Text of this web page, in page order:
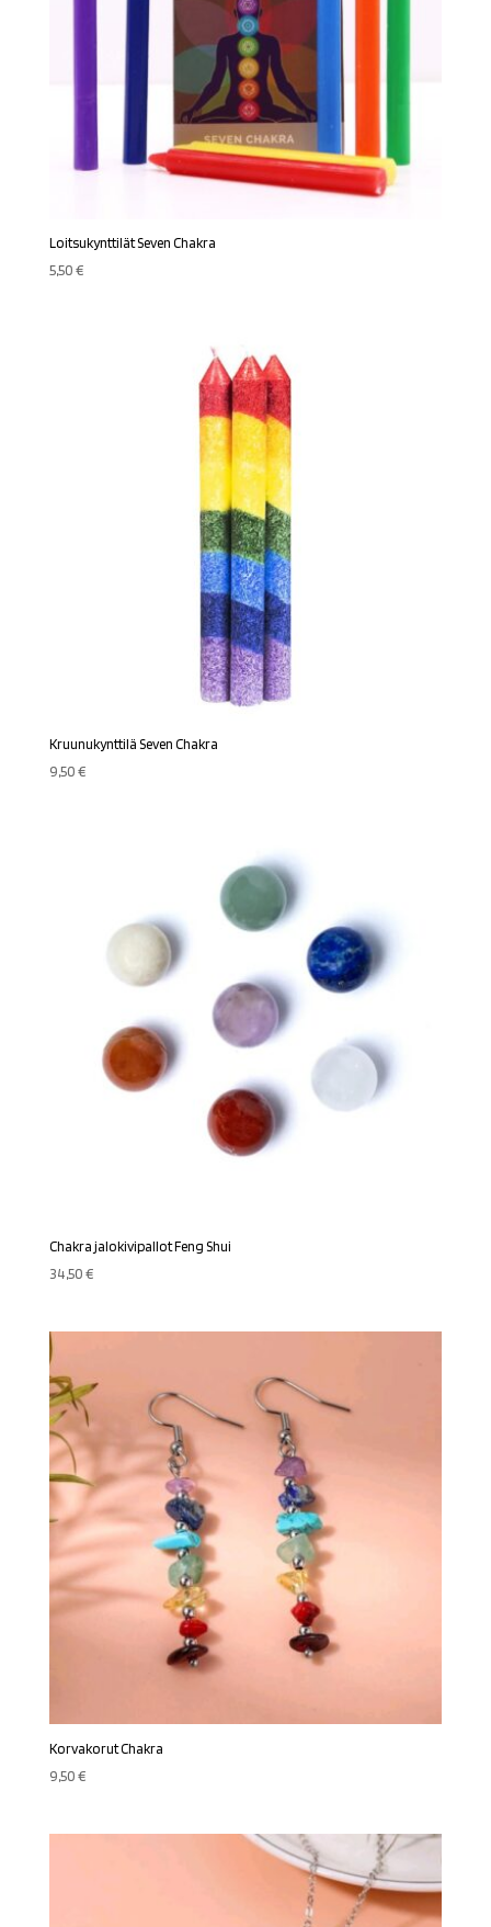
Loitsukynttilät Seven Chakra
5,50€
Kruunukynttilä Seven Chakra
9,50€
Chakra jalokivipallot Feng Shui
34,50€
Korvakorut Chakra
9,50€